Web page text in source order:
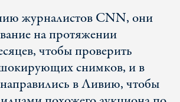
журналистов CNN, они
на протяжении
чтобы проверить
снимков, и в
в Ливию, чтобы